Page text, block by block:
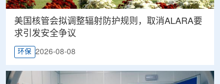
美国核管会拟调整辐射防护规则，取消ALARA要
求引发安全争议
环保 2026-08-08